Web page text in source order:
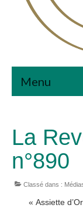
Menu
Inscription
Galerie
Médias
La
n°890
Classé dans :
« Assiette